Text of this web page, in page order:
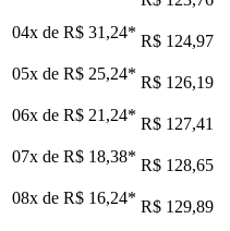
04x de R$ 31,24* R$ 124,97
05x de R$ 25,24* R$ 126,19
06x de R$ 21,24* R$ 127,41
07x de R$ 18,38* R$ 128,65
08x de R$ 16,24* R$ 129,89